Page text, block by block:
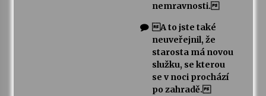
nemravnosti.
A to jste také
neuveřejnil, že
starosta má novou
služku, se kterou
se v noci prochází
po zahradě.